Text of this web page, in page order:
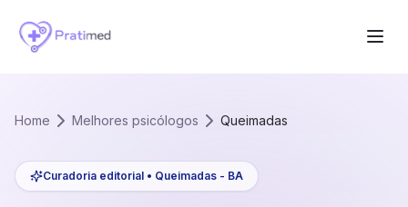
Home Melhores psicólogos Queimadas
Curadoria editorial • Queimadas - BA